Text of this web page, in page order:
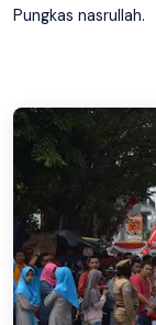
Pungkas nasrullah.